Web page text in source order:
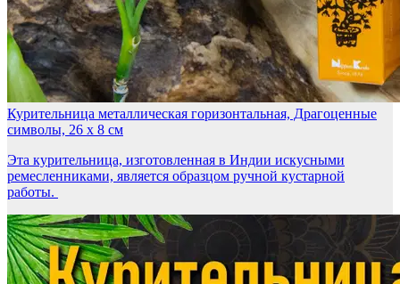
Курительница металлическая горизонтальная, Драгоценные
символы, 26 х 8 см
Эта курительница, изготовленная в Индии искусными
ремесленниками, является образцом ручной кустарной
работы.